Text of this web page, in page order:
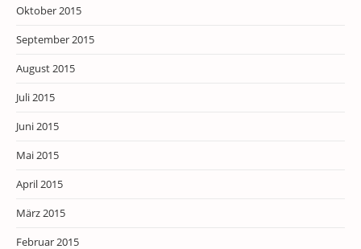
Oktober 2015
September 2015
August 2015
Juli 2015
Juni 2015
Mai 2015
April 2015
März 2015
Februar 2015